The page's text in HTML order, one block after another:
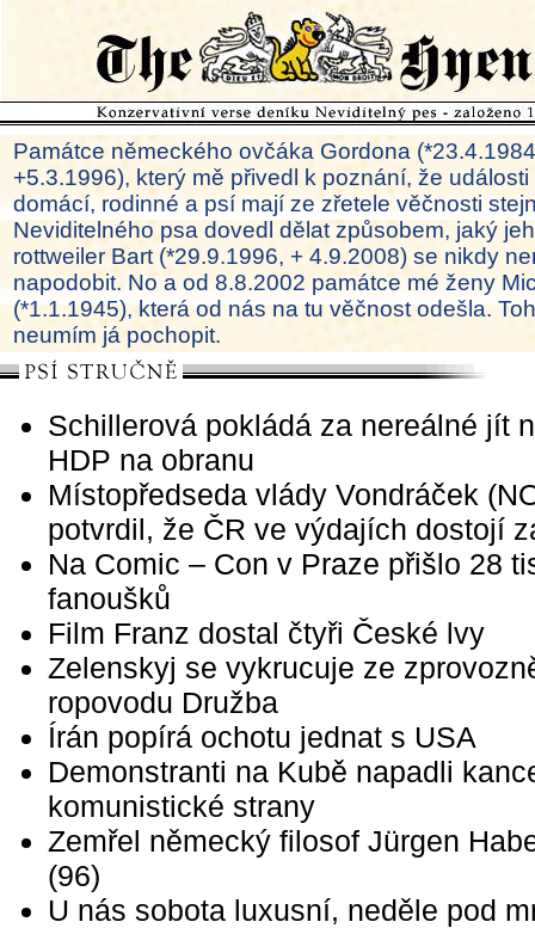
Památce německého ovčáka Gordona
+5.3.1996), který mě přivedl k poznání, že
domácí, rodinné a psí mají ze zřetele věčnosti
Neviditelného psa dovedl dělat způsobem, jaký
rottweiler Bart (*29.9.1996, + 4.9.2008) se nikdy
napodobit. No a od 8.8.2002 památce mé ženy
(*1.1.1945), která od nás na tu věčnost odešla.
neumím já pochopit.
Schillerová pokládá za nereálné jít
HDP na obranu
Místopředseda vlády Vondráček
potvrdil, že ČR ve výdajích dostojí
Na Comic – Con v Praze přišlo 28
fanoušků
Film Franz dostal čtyři České lvy
Zelenskyj se vykrucuje ze
ropovodu Družba
Írán popírá ochotu jednat s USA
Demonstranti na Kubě napadli
komunistické strany
Zemřel německý filosof Jürgen
(96)
U nás sobota luxusní, neděle pod